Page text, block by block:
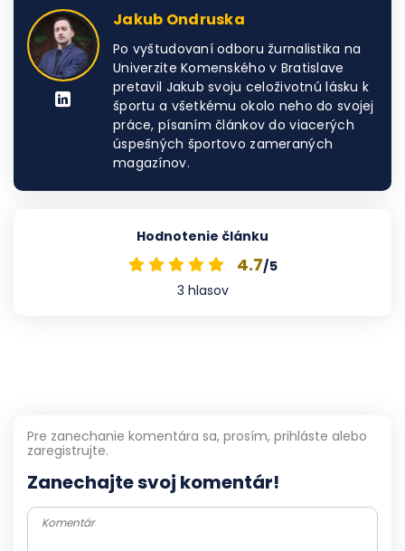
Jakub Ondruska
Po vyštudovaní odboru žurnalistika na
Univerzite Komenského v Bratislave
pretavil Jakub svoju celoživotnú lásku k
športu a všetkému okolo neho do svojej
práce, písaním článkov do viacerých
úspešných športovo zameraných
magazínov.
Hodnotenie článku
4.7/5
3 hlasov
Zanechajte svoj komentár!
Pre zanechanie komentára sa, prosím, prihláste alebo
zaregistrujte.